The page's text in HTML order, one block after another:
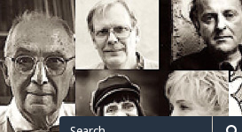
Skip
to
content
Search
for